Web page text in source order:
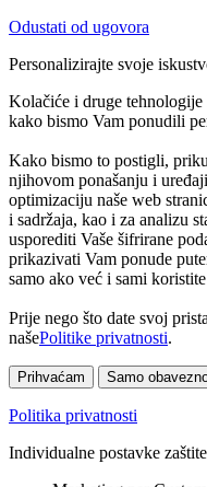
Odustati od ugovora
Personalizirajte svoje
Kolačiće i druge tehnologije
kako bismo Vam ponudili
Kako bismo to postigli,
njihovom ponašanju i
optimizaciju naše web
i sadržaja, kao i za analizu
usporediti Vaše šifrirane
prikazivati Vam ponude
samo ako već i sami
Prije nego što date svoj
našePolitike privatnosti.
Prihvaćam Samo
Politika privatnosti
Individualne postavke